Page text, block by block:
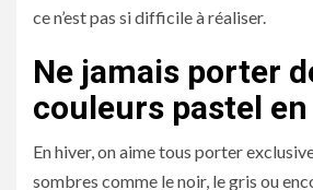
ce n’est pas si difficile à réaliser.
Ne jamais porter
couleurs pastel
En hiver, on aime tous porter
sombres comme le noir, le gris ou